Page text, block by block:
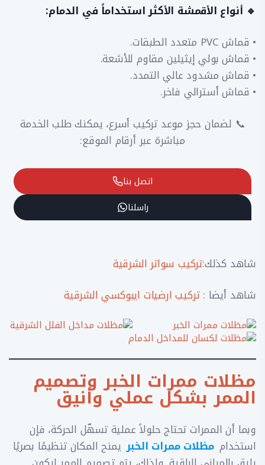
🔹 أنواع الأقمشة الأكثر استخداماً في الدمام:
• قماش PVC متعدد الطبقات.
• قماش بولي إيثيلين مقاوم للأشعة.
• قماش مشدود عالي التمدد.
• قماش أسترالي فاخر.
📞 لضمان حجز موعد تركيب أسرع، يمكنك طلب الخدمة
مباشرة عبر أرقام الموقع:
اتصل بنا
راسلنا
شاهد كذلك:تركيب سواتر الشرقية
شاهد أيضا :تركيب ارضيات ايبوكسي الشرقية
مظلات ممرات الخبر وتصميم
الممر بشكل عملي وأنيق
وبما أن الممرات تحتاج حلولاً عملية تسهّل الحركة، فإن
استخدام مظلات ممرات الخبر يمنح المكان تنظيمًا بصريًا